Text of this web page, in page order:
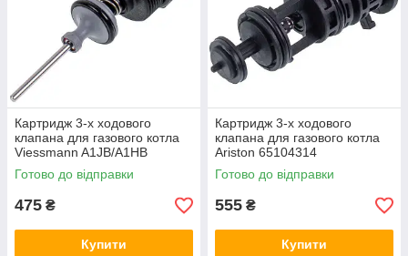
Картридж 3-х ходового
клапана для газового котла
Viessmann A1JB/A1HB
7868772
Готово до відправки
475 ₴
Купити
Картридж 3-х ходового
клапана для газового котла
Ariston 65104314
Готово до відправки
555 ₴
Купити